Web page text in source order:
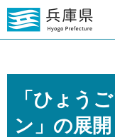
「ひょう
ン」の展開